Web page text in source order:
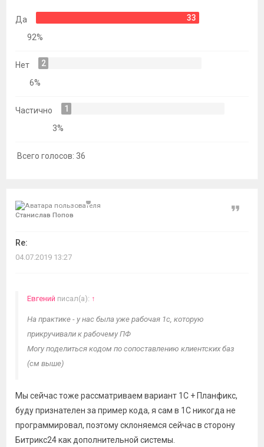
Да 33
92%
Нет 2
6%
Частично 1
3%
Всего голосов: 36
Станислав Попов
Re:
Цитата
04.07.2019 13:27
Евгений писал(а): ↑
На практике - у нас была уже рабочая 1с, которую
прикручивали к рабочему ПФ
Могу поделиться кодом по сопоставлению клиентских баз
(см выше)
Мы сейчас тоже рассматриваем вариант 1С + Планфикс,
буду признателен за пример кода, я сам в 1С никогда не
программировал, поэтому склоняемся сейчас в сторону
Битрикс24 как дополнительной системы.